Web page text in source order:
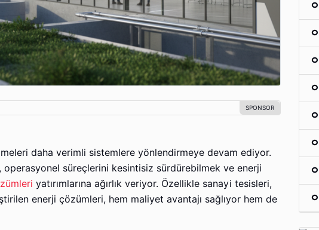
daha verimli sistemlere yönlendirmeye devam ediyor.
süreçlerini kesintisiz sürdürebilmek ve enerji
yatırımlarına ağırlık veriyor. Özellikle sanayi tesisleri,
enerji çözümleri, hem maliyet avantajı sağlıyor hem de